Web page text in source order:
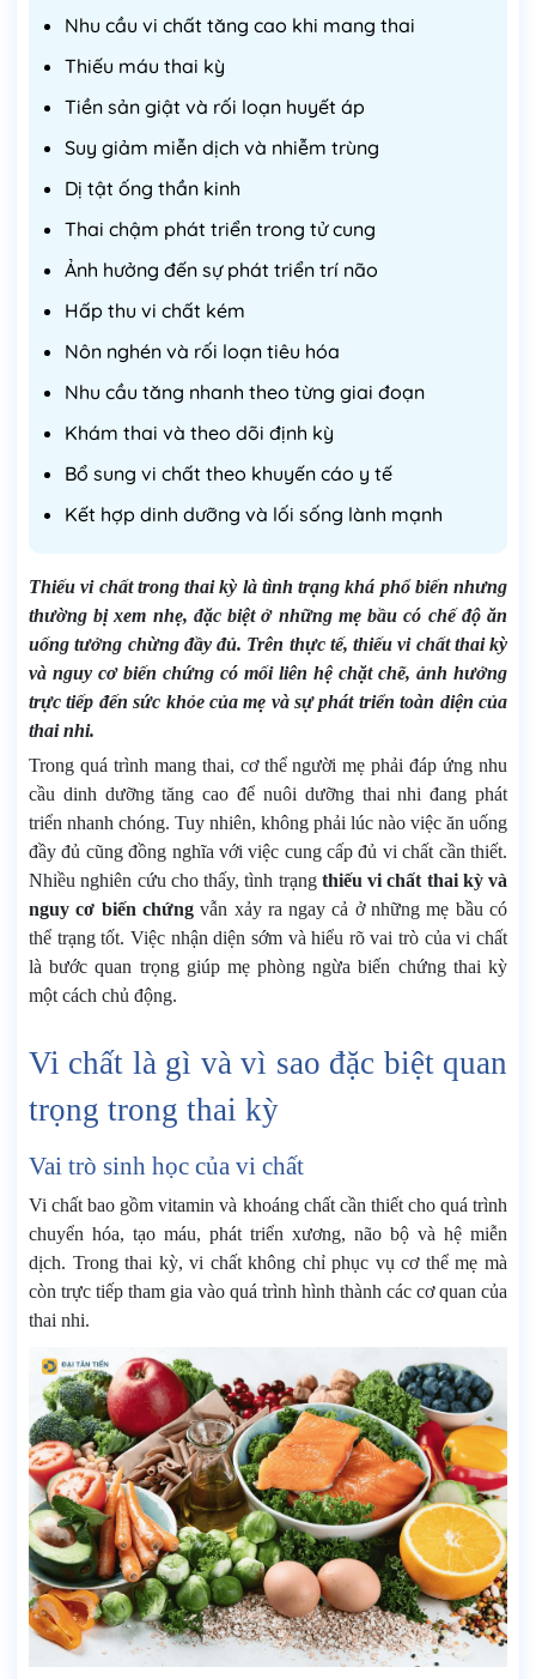
Nhu cầu vi chất tăng cao khi mang thai
Thiếu máu thai kỳ
Tiền sản giật và rối loạn huyết áp
Suy giảm miễn dịch và nhiễm trùng
Dị tật ống thần kinh
Thai chậm phát triển trong tử cung
Ảnh hưởng đến sự phát triển trí não
Hấp thu vi chất kém
Nôn nghén và rối loạn tiêu hóa
Nhu cầu tăng nhanh theo từng giai đoạn
Khám thai và theo dõi định kỳ
Bổ sung vi chất theo khuyến cáo y tế
Kết hợp dinh dưỡng và lối sống lành mạnh
Thiếu vi chất trong thai kỳ là tình trạng khá phổ biến nhưng
thường bị xem nhẹ, đặc biệt ở những mẹ bầu có chế độ ăn
uống tưởng chừng đầy đủ. Trên thực tế, thiếu vi chất thai kỳ
và nguy cơ biến chứng có mối liên hệ chặt chẽ, ảnh hưởng
trực tiếp đến sức khỏe của mẹ và sự phát triển toàn diện của
thai nhi.
Trong quá trình mang thai, cơ thể người mẹ phải đáp ứng nhu
cầu dinh dưỡng tăng cao để nuôi dưỡng thai nhi đang phát
triển nhanh chóng. Tuy nhiên, không phải lúc nào việc ăn uống
đầy đủ cũng đồng nghĩa với việc cung cấp đủ vi chất cần thiết.
Nhiều nghiên cứu cho thấy, tình trạng thiếu vi chất thai kỳ và
nguy cơ biến chứngvẫn xảy ra ngay cả ở những mẹ bầu có
thể trạng tốt. Việc nhận diện sớm và hiểu rõ vai trò của vi chất
là bước quan trọng giúp mẹ phòng ngừa biến chứng thai kỳ
một cách chủ động.
Vi chất là gì và vì sao đặc biệt quan
trọng trong thai kỳ
Vai trò sinh học của vi chất
Vi chất bao gồm vitamin và khoáng chất cần thiết cho quá trình
chuyển hóa, tạo máu, phát triển xương, não bộ và hệ miễn
dịch. Trong thai kỳ, vi chất không chỉ phục vụ cơ thể mẹ mà
còn trực tiếp tham gia vào quá trình hình thành các cơ quan của
thai nhi.